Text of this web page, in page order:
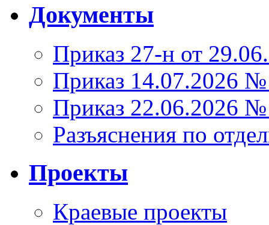
Документы
Приказ 27-н от
Приказ 14.07.2026
Приказ 22.06.2026
Разъяснения по
Проекты
Краевые проекты